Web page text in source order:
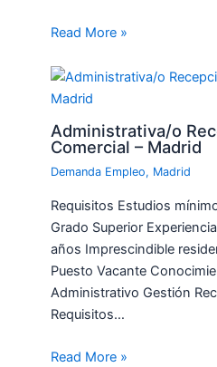
Read More »
Administrativa/o
Comercial – Madrid
Demanda Empleo, Madrid
Requisitos Estudios
Grado Superior
años Imprescindible
Puesto Vacante
Administrativo Gestión
Requisitos…
Read More »